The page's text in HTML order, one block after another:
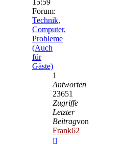
15:59
Forum:
Technik,
Computer,
Probleme
(Auch
für
Gäste)
1
Antworten
23651
Zugriffe
Letzter
Beitragvon
Frank62